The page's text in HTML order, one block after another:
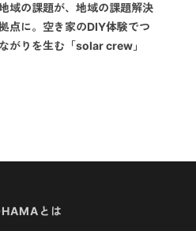
域の課題が、地域の課題解決
点に。空き家のDIY体験でつ
ながりを生む「solar crew」
とは